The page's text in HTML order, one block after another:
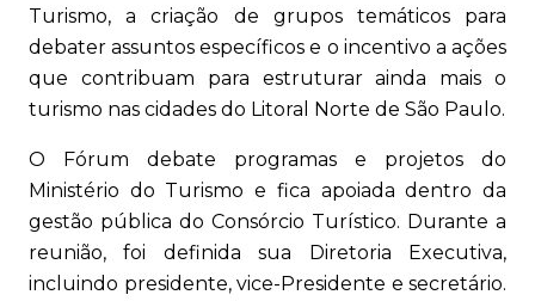
Turismo, a criação de grupos temáticos para
debater assuntos específicos e o incentivo a ações
que contribuam para estruturar ainda mais o
turismo nas cidades do Litoral Norte de São Paulo.
O Fórum debate programas e projetos do
Ministério do Turismo e fica apoiada dentro da
gestão pública do Consórcio Turístico. Durante a
reunião, foi definida sua Diretoria Executiva,
incluindo presidente, vice-Presidente e secretário.